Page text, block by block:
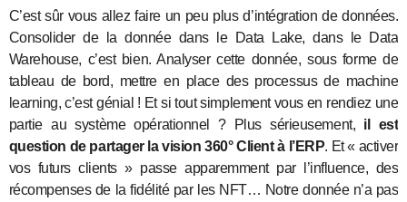
C’est sûr vous allez faire un peu plus d’intégration de données.
Consolider de la donnée dans le Data Lake, dans le Data
Warehouse, c’est bien. Analyser cette donnée, sous forme de
tableau de bord, mettre en place des processus de machine
learning, c’est génial ! Et si tout simplement vous en rendiez une
partie au système opérationnel ? Plus sérieusement, il est
question de partager la vision 360° Client à l’ERP. Et « activer
vos futurs clients » passe apparemment par l’influence, des
récompenses de la fidélité par les NFT… Notre donnée n’a pas